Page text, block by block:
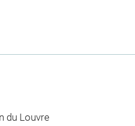
du Louvre